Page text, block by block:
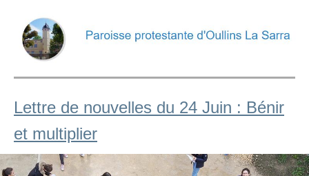
Lettre de nouvelles du 24 Juin : Bénir
et multiplier